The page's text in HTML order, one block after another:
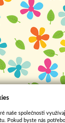
naše společnosti
Pokud byste nás